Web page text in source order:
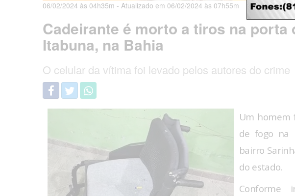
06/02/2024 às 04h35m - Atualizado em 06/02/2024 às 07h55m
Cadeirante é morto a tiros na porta
Itabuna, na Bahia
O celular da vítima foi levado pelos autores do crime
Um homem
de fogo na
bairro
do estado.
Conforme